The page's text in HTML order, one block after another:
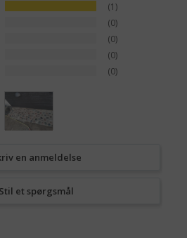
1
0
0
0
0
en anmeldelse
Stil et spørgsmål